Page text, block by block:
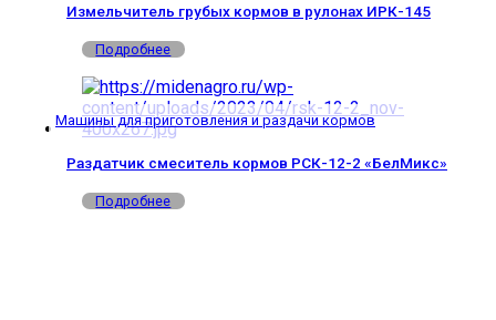
Измельчитель грубых кормов в рулонах ИРК-145
Подробнее
Машины для приготовления и раздачи кормов
Раздатчик смеситель кормов РСК-12-2 «БелМикс»
Подробнее